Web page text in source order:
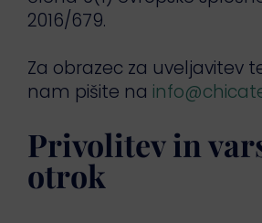
2016/679.
Za obrazec za uveljavitev
nam pišite na
Privolitev in
otrok